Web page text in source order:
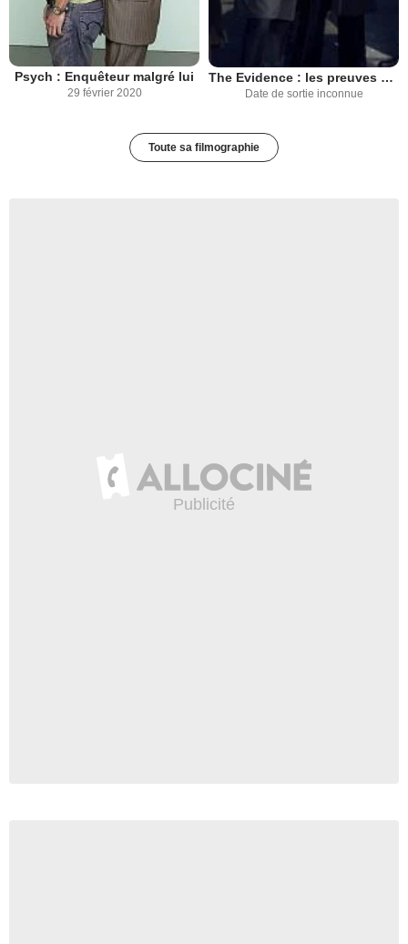
Psych : Enquêteur malgré lui
29 février 2020
The Evidence : les preuves du crime
Date de sortie inconnue
Toute sa filmographie